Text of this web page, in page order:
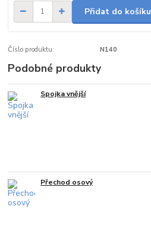
Přidat do košíku
Číslo produktu: N140
Podobné produkty
Spojka vnější
Přechod osový